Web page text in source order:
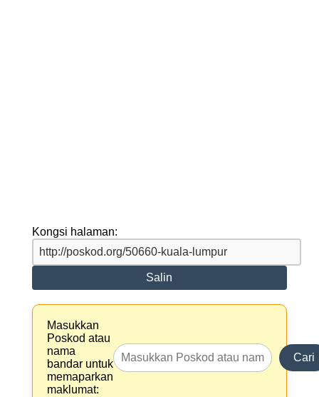
Kongsi halaman:
Salin
Masukkan
Poskod atau
nama
bandar untuk
memaparkan
maklumat:
Cari